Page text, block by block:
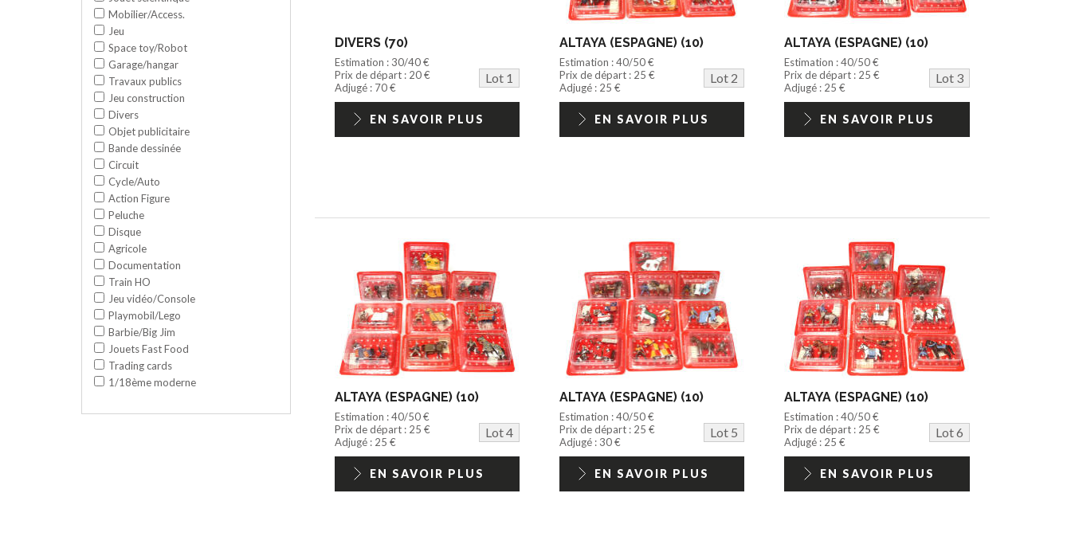
Mobilier/Access.
Jeu
Space toy/Robot
Garage/hangar
Travaux publics
Jeu construction
Divers
Objet publicitaire
Bande dessinée
Circuit
Cycle/Auto
Action Figure
Peluche
Disque
Agricole
Documentation
Train HO
Jeu vidéo/Console
Playmobil/Lego
Barbie/Big Jim
Jouets Fast Food
Trading cards
1/18ème moderne
DIVERS (70)
Estimation : 30/40 €
Prix de départ : 20 €
Lot 1
Adjugé : 70 €
EN SAVOIR PLUS
ALTAYA (ESPAGNE) (10)
Estimation : 40/50 €
Prix de départ : 25 €
Lot 2
Adjugé : 25 €
EN SAVOIR PLUS
ALTAYA (ESPAGNE) (10)
Estimation : 40/50 €
Prix de départ : 25 €
Lot 3
Adjugé : 25 €
EN SAVOIR PLUS
ALTAYA (ESPAGNE) (10)
Estimation : 40/50 €
Prix de départ : 25 €
Lot 4
Adjugé : 25 €
EN SAVOIR PLUS
ALTAYA (ESPAGNE) (10)
Estimation : 40/50 €
Prix de départ : 25 €
Lot 5
Adjugé : 30 €
EN SAVOIR PLUS
ALTAYA (ESPAGNE) (10)
Estimation : 40/50 €
Prix de départ : 25 €
Lot 6
Adjugé : 25 €
EN SAVOIR PLUS